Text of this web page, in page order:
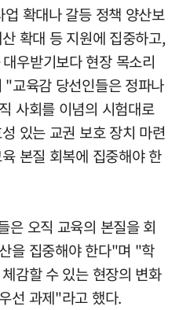
확대나 갈등 정책 양산보
확대 등 지원에 집중하고,
우받기보다 현장 목소리
교육감 당선인들은 정파나
사회를 이념의 시험대로
있는 교권 보호 장치 마련
본질 회복에 집중해야 한
은 오직 교육의 본질을 회
을 집중해야 한다"며 "학
감할 수 있는 현장의 변화
선 과제"라고 했다.